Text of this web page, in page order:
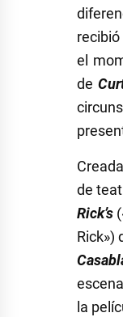
el
de
de
Rick’s
Rick»)
la